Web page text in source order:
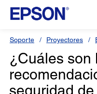
Soporte Proyectores
¿Cuáles son
seguridad